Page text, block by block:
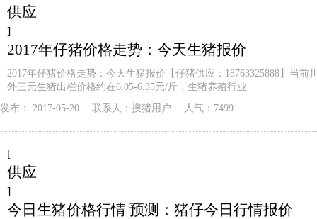
供应
]
2017年仔猪价格走势：今天生猪报价
2017年仔猪价格走势：今天生猪报价【仔猪供应：18763325888】当前
外三元生猪出栏价格约在6.05-6.35元/斤，生猪养殖行业
发布： 2017-05-20 联系人： 搜猪用户 人气：7499
[
供应
]
今日生猪价格行情 预测：猪仔今日行情报价